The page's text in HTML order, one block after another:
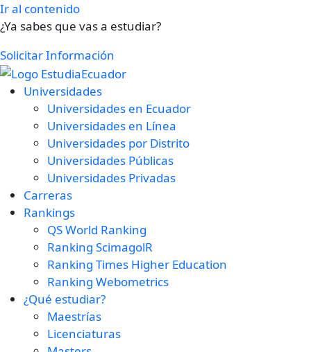
Ir al contenido
¿Ya sabes que vas a estudiar?
Solicitar Información
Universidades
Universidades en Ecuador
Universidades en Línea
Universidades por Distrito
Universidades Públicas
Universidades Privadas
Carreras
Rankings
QS World Ranking
Ranking ScimagolR
Ranking Times Higher Education
Ranking Webometrics
¿Qué estudiar?
Maestrías
Licenciaturas